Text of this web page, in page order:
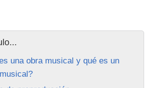
una obra musical y qué es un